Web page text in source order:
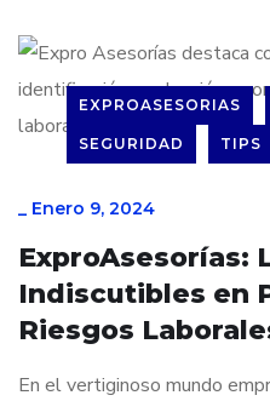
EXPROASESORIAS
SEGURIDAD TIPS
_ Enero 9, 2024
ExproAsesorías:
Indiscutibles en
Riesgos
En el vertiginoso mundo